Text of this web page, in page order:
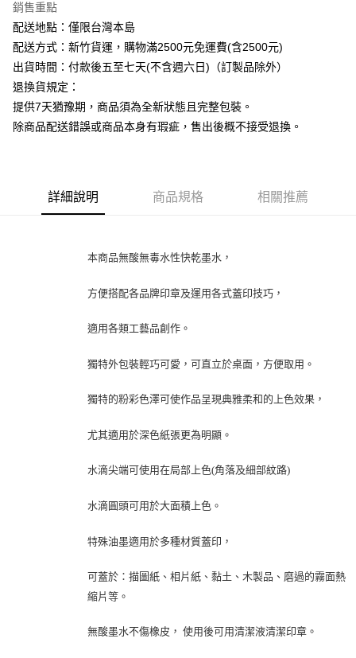
運送方式
下單前請先詢問庫存
每筆NT$130，滿NT$2,500(含以上)免運費
銷售重點
配送地點：僅限台灣本島
配送方式：新竹貨運，購物滿2500元免運費(含2500元)
出貨時間：付款後五至七天(不含週六日)（訂製品除外）
退換貨規定：
提供7天猶豫期，商品須為全新狀態且完整包裝。
除商品配送錯誤或商品本身有瑕疵，售出後概不接受退換。
詳細說明 商品規格 相關推薦
本商品無酸無毒水性快乾墨水，
方便搭配各品牌印章及運用各式蓋印技巧，
適用各類工藝品創作。
獨特外包裝輕巧可愛，可直立於桌面，方便取用。
獨特的粉彩色澤可使作品呈現典雅柔和的上色效果，
尤其適用於深色紙張更為明顯。
水滴尖端可使用在局部上色(角落及細部紋路)
水滴圓頭可用於大面積上色。
特殊油墨適用於多種材質蓋印，
可蓋於：描圖紙、相片紙、黏土、木製品、磨過的霧面熱
縮片等。
無酸墨水不傷橡皮， 使用後可用清潔液清潔印章。